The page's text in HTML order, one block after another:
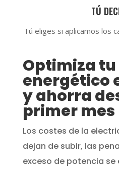
TÚ
Tú eliges si aplicamos los
Optimiza
energético
y ahorra
primer mes
Los costes de la
dejan de subir, las
exceso de potencia